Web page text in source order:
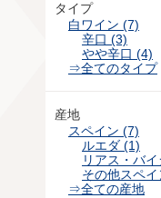
タイプ
白ワイン (7)
辛口 (3)
やや辛口 (4)
⇒全てのタイプ
産地
スペイン (7)
ルエダ (1)
リアス・バ
その他スペ
⇒全ての産地